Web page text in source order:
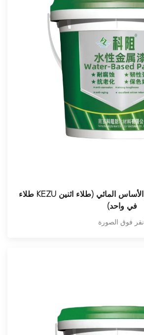
طلاء KEZU المعدني المضاد للصدأ ذو الأساس المائي (طلاء اثنين
في واحد)
انقر فوق الصورة